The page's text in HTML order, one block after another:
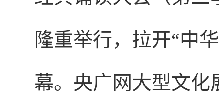
隆重举行，拉开“中
幕。央广网大型文化